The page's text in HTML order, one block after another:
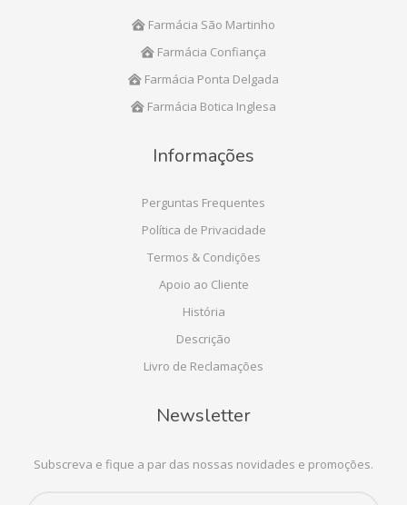
Farmácia São Martinho
Farmácia Confiança
Farmácia Ponta Delgada
Farmácia Botica Inglesa
Informações
Perguntas Frequentes
Política de Privacidade
Termos & Condições
Apoio ao Cliente
História
Descrição
Livro de Reclamações
Newsletter
Subscreva e fique a par das nossas novidades e promoções.